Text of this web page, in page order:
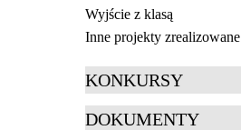
Wyjście z klasą
Inne projekty zrealizowane
KONKURSY
DOKUMENTY